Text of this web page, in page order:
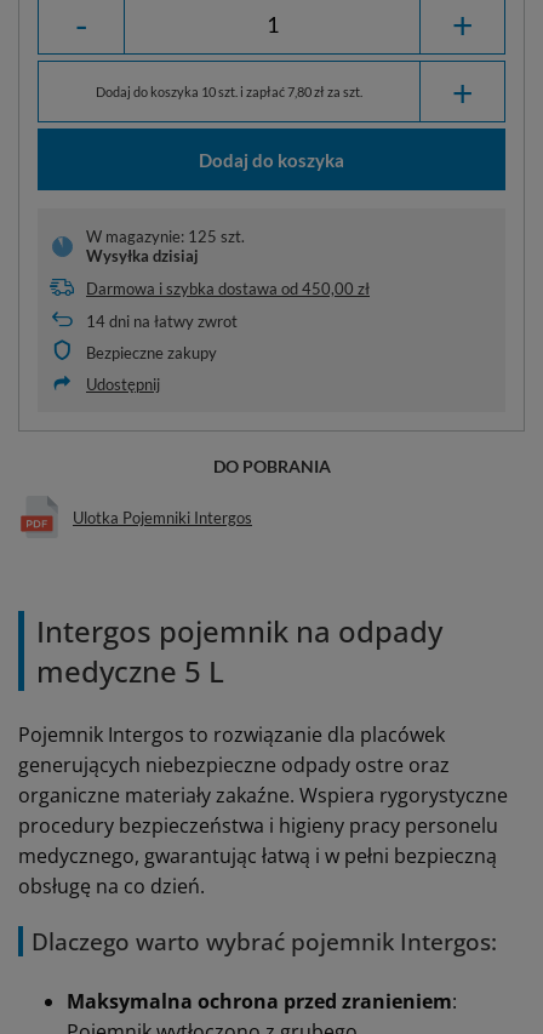
- +
Dodaj do koszyka 10 szt. i zapłać 7,80 zł za szt. +
Dodaj do koszyka
W magazynie: 125 szt.
Wysyłka dzisiaj
Darmowa i szybka dostawa od450,00 zł
14dni na łatwy zwrot
Bezpieczne zakupy
Udostępnij
DO POBRANIA
Ulotka Pojemniki Intergos
Intergos pojemnik na odpady
medyczne 5 L
Pojemnik Intergos to rozwiązanie dla placówek
generujących niebezpieczne odpady ostre oraz
organiczne materiały zakaźne. Wspiera rygorystyczne
procedury bezpieczeństwa i higieny pracy personelu
medycznego, gwarantując łatwą i w pełni bezpieczną
obsługę na co dzień.
Dlaczego warto wybrać pojemnik Intergos:
Maksymalna ochrona przed zranieniem: